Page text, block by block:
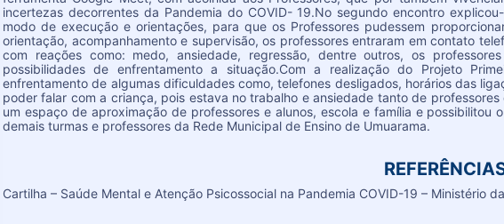
incertezas decorrentes da Pandemia do COVID- 19.No segundo encontro
modo de execução e orientações, para que os Professores pudessem
orientação, acompanhamento e supervisão, os professores entraram em contato
com reações como: medo, ansiedade, regressão, dentre outros, os
possibilidades de enfrentamento a situação.Com a realização do Projeto
enfrentamento de algumas dificuldades como, telefones desligados, horários das
poder falar com a criança, pois estava no trabalho e ansiedade tanto de
um espaço de aproximação de professores e alunos, escola e família e
demais turmas e professores da Rede Municipal de Ensino de Umuarama.
Cartilha – Saúde Mental e Atenção Psicossocial na Pandemia COVID-19 – Ministério